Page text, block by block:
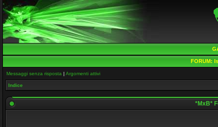
FORUM:
Messaggi senza risposta | Argomenti attivi
Indice
*MxB*